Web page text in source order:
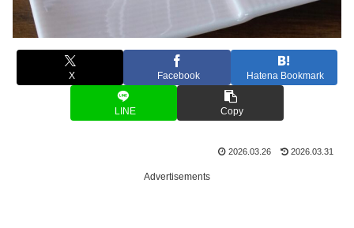
X Facebook Hatena Bookmark
LINE Copy
2026.03.26 2026.03.31
Advertisements